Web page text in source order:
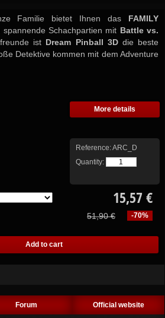
Familie bietet Ihnen das FAMILY
Schachpartien mit Battle vs.
ist Dream Pinball 3Ddie beste
Detektive kommen mit dem Adventure
More details
Reference:ARC_D
Quantity:
15,57 €
-70%
51,90 €
Forum Official website